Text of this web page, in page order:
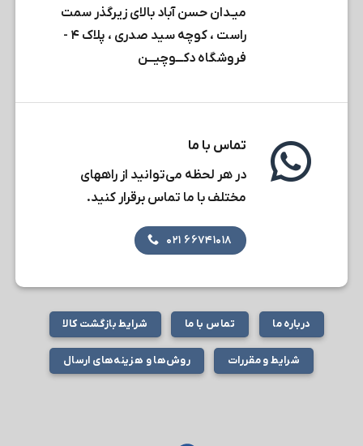
میـدان حسن آباد بالای زیرگذر سمت
راست ، کوچه سید صدری ، پلاک ۴ -
فروشگاه دکـــوچیـــن
تماس با ما
در هر لحظه می‌توانید از راههای
مختلف با ما تماس برقرار کنید.
۶۶۷۴۱۰۱۸ ۰۲۱
درباره ما تماس با ما شرایط بازگشت کالا
شرایط و مقررات روش‌ها و هزینه‌های ارسال